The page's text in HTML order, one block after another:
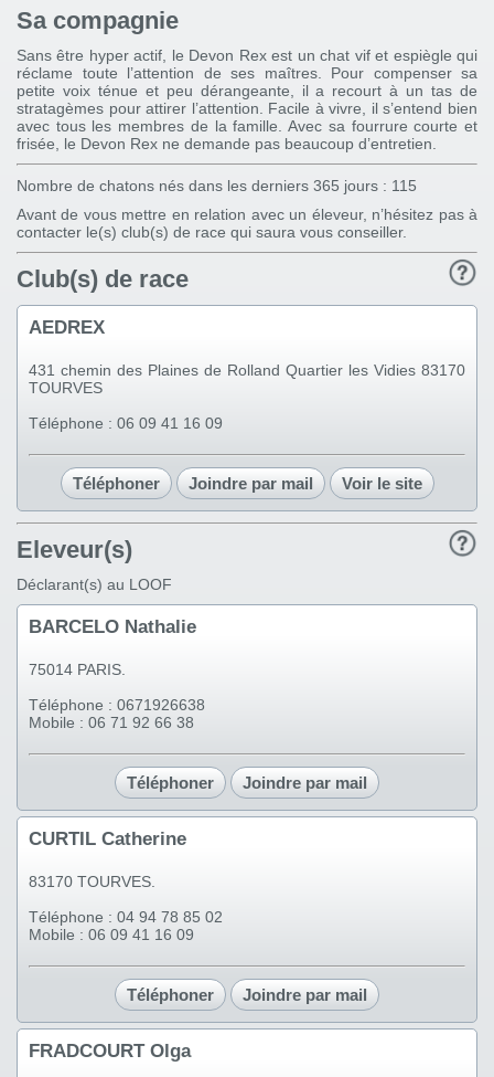
Sa compagnie
Sans être hyper actif, le Devon Rex est un chat vif et espiègle qui
réclame toute l’attention de ses maîtres. Pour compenser sa
petite voix ténue et peu dérangeante, il a recourt à un tas de
stratagèmes pour attirer l’attention. Facile à vivre, il s’entend bien
avec tous les membres de la famille. Avec sa fourrure courte et
frisée, le Devon Rex ne demande pas beaucoup d’entretien.
Nombre de chatons nés dans les derniers 365 jours : 115
Avant de vous mettre en relation avec un éleveur, n’hésitez pas à
contacter le(s) club(s) de race qui saura vous conseiller.
Club(s) de race
AEDREX
431 chemin des Plaines de Rolland Quartier les Vidies 83170
TOURVES
Téléphone : 06 09 41 16 09
Téléphoner Joindre par mail Voir le site
Eleveur(s)
Déclarant(s) au LOOF
BARCELO Nathalie
75014 PARIS.
Téléphone : 0671926638
Mobile : 06 71 92 66 38
Téléphoner Joindre par mail
CURTIL Catherine
83170 TOURVES.
Téléphone : 04 94 78 85 02
Mobile : 06 09 41 16 09
Téléphoner Joindre par mail
FRADCOURT Olga